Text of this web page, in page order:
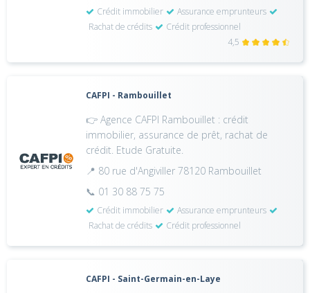
Crédit immobilier
Assurance emprunteurs
Rachat de crédits
Crédit professionnel
4,5
CAFPI - Rambouillet
👉 Agence CAFPI Rambouillet : crédit
immobilier, assurance de prêt, rachat de
crédit. Etude Gratuite.
📍 80 rue d'Angiviller 78120 Rambouillet
📞 01 30 88 75 75
Crédit immobilier
Assurance emprunteurs
Rachat de crédits
Crédit professionnel
CAFPI - Saint-Germain-en-Laye